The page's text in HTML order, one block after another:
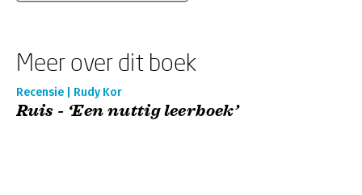
Meer over dit boek
Recensie | Rudy Kor
Ruis - ‘Een nuttig leerboek’